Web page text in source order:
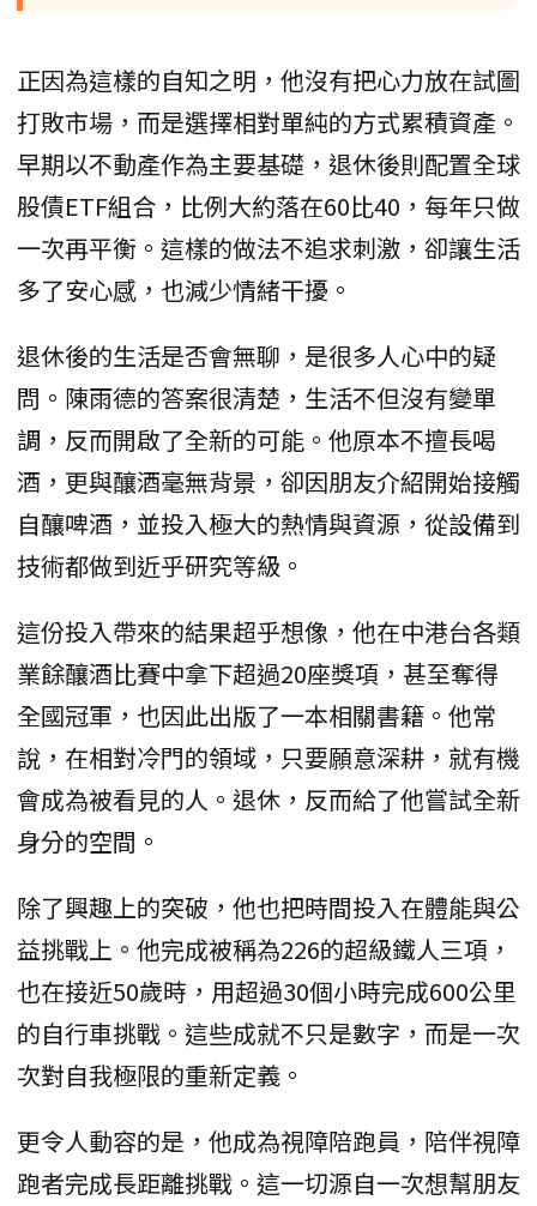
正因為這樣的自知之明，他沒有把心力放在試圖
打敗市場，而是選擇相對單純的方式累積資產。
早期以不動產作為主要基礎，退休後則配置全球
股債ETF組合，比例大約落在60比40，每年只做
一次再平衡。這樣的做法不追求刺激，卻讓生活
多了安心感，也減少情緒干擾。
退休後的生活是否會無聊，是很多人心中的疑
問。陳雨德的答案很清楚，生活不但沒有變單
調，反而開啟了全新的可能。他原本不擅長喝
酒，更與釀酒毫無背景，卻因朋友介紹開始接觸
自釀啤酒，並投入極大的熱情與資源，從設備到
技術都做到近乎研究等級。
這份投入帶來的結果超乎想像，他在中港台各類
業餘釀酒比賽中拿下超過20座獎項，甚至奪得
全國冠軍，也因此出版了一本相關書籍。他常
說，在相對冷門的領域，只要願意深耕，就有機
會成為被看見的人。退休，反而給了他嘗試全新
身分的空間。
除了興趣上的突破，他也把時間投入在體能與公
益挑戰上。他完成被稱為226的超級鐵人三項，
也在接近50歲時，用超過30個小時完成600公里
的自行車挑戰。這些成就不只是數字，而是一次
次對自我極限的重新定義。
更令人動容的是，他成為視障陪跑員，陪伴視障
跑者完成長距離挑戰。這一切源自一次想幫朋友